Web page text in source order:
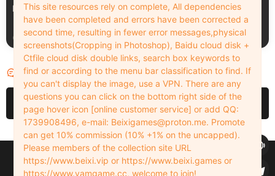
Monica_2_2_2
3天前
Lizhen2025
4天前
评论 0
请先登录
Copyleft © 2022-2026 beixi.vip - All Rights Freedom！
创作不易！有能力的同学可以去支持一下原创作者（我们绝对支持），当然
This site resources rely on complete, All dependencies
have been completed and errors have been corrected a
second time, resulting in fewer error messages,physical
screenshots(Cropping in Photoshop), Baidu cloud disk +
Ctfile cloud disk double links, search box keywords to
find or according to the menu bar classification to find. If
you can't display the image, use a VPN. There are any
questions you can click on the bottom right side of the
page hover icon [online customer service] or add QQ:
1739908496, e-mail: Beixigames@proton.me. Promote
can get 10% commission (10% +1% on the uncapped).
Please members of the collection site URL
https://www.beixi.vip or https://www.beixi.games or
https://www.vamgame.cc, welcome to join!